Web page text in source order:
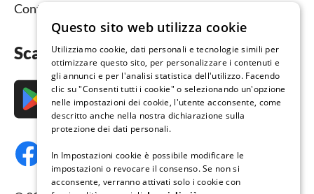
Contatto
Scarica subito l’app
Questo sito web utilizza cookie
Utilizziamo cookie, dati personali e tecnologie simili per
ottimizzare questo sito, per personalizzare i contenuti e
gli annunci e per l'analisi statistica dell'utilizzo. Facendo
clic su "Consenti tutti i cookie" o selezionando un'opzione
nelle impostazioni dei cookie, l'utente acconsente, come
descritto anche nella nostra dichiarazione sulla
protezione dei dati personali.
In Impostazioni cookie è possibile modificare le
impostazioni o revocare il consenso. Se non si
acconsente, verranno attivati solo i cookie con